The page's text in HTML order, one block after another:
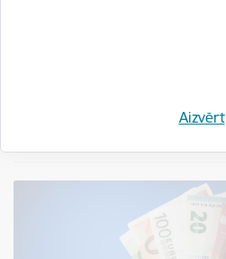
Aizvērt
Tirgus uzraudzība